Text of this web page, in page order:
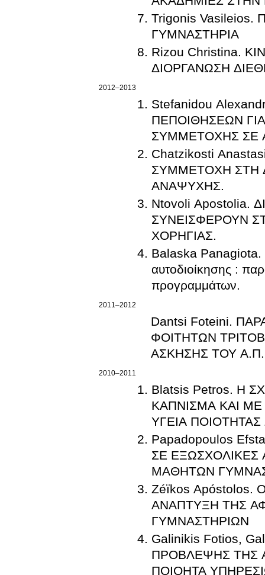
Trigonis
ΓΥΜΝΑΣΤΗΡΙΑ
Rizou Christina.
ΔΙΟΡΓΑΝΩΣΗ
2012–2013
Stefanidou
ΠΕΠΟΙΘΗΣΕΩΝ
ΣΥΜΜΕΤΟΧΗΣ ΣΕ
Chatzikosti
ΣΥΜΜΕΤΟΧΗ ΣΤΗ
ΑΝΑΨΥΧΗΣ.
Ntovoli
ΣΥΝΕΙΣΦΕΡΟΥΝ
ΧΟΡΗΓΙΑΣ.
Balaska Panagiota.
αυτοδιοίκησης :
προγραμμάτων.
2011–2012
Dantsi Foteini.
ΦΟΙΤΗΤΩΝ
ΑΣΚΗΣΗΣ ΤΟΥ
2010–2011
Blatsis Petros. Η
ΚΑΠΝΙΣΜΑ ΚΑΙ ΜΕ
ΥΓΕΙΑ
Papadopoulos
ΣΕ ΕΞΩΣΧΟΛΙΚΕΣ
ΜΑΘΗΤΩΝ
Zéïkos
ΑΝΑΠΤΥΞΗ ΤΗΣ
ΓΥΜΝΑΣΤΗΡΙΩΝ
Galinikis Fotios,
ΠΡΟΒΛΕΨΗΣ ΤΗΣ
ΠΟΙΟΗΤΑ